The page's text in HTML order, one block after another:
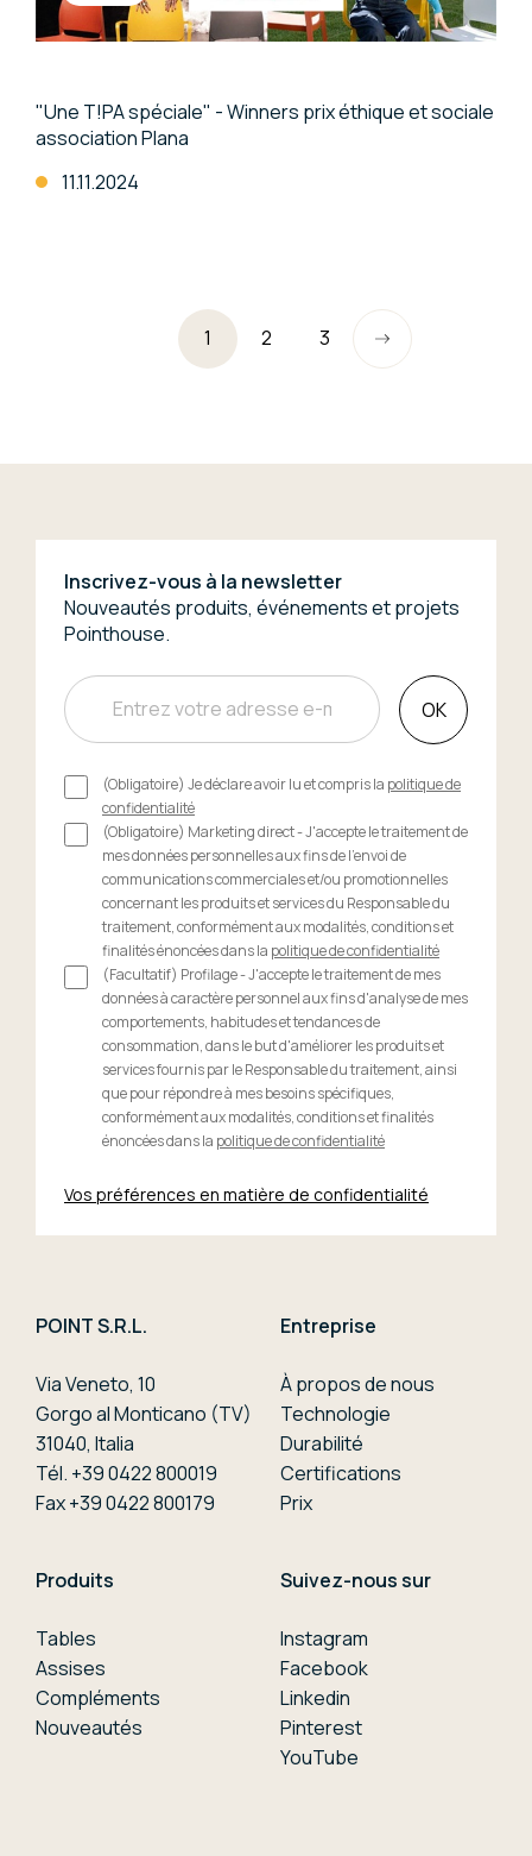
"Une T!PA spéciale" - Winners prix éthique et sociale
association Plana
11.11.2024
1 2 3
POINT S.R.L.
Via Veneto, 10
Gorgo al Monticano (TV)
31040, Italia
Tél. +39 0422 800019
Fax +39 0422 800179
Entreprise
À propos de nous
Technologie
Durabilité
Certifications
Prix
Produits
Tables
Assises
Compléments
Nouveautés
Suivez-nous sur
Instagram
Facebook
Linkedin
Pinterest
YouTube
Inscrivez-vous à la newsletter
Nouveautés produits, événements et projets
Pointhouse.
OK
(Obligatoire) Je déclare avoir lu et compris la politique de
confidentialité
(Obligatoire) Marketing direct - J'accepte le traitement de
mes données personnelles aux fins de l'envoi de
communications commerciales et/ou promotionnelles
concernant les produits et services du Responsable du
traitement, conformément aux modalités, conditions et
finalités énoncées dans la politique de confidentialité
(Facultatif) Profilage - J'accepte le traitement de mes
données à caractère personnel aux fins d'analyse de mes
comportements, habitudes et tendances de
consommation, dans le but d'améliorer les produits et
services fournis par le Responsable du traitement, ainsi
que pour répondre à mes besoins spécifiques,
conformément aux modalités, conditions et finalités
énoncées dans la politique de confidentialité
Vos préférences en matière de confidentialité